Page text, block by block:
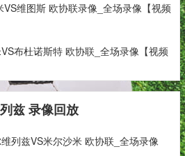
维图斯 欧协联录像_全场录像【视频
布杜诺斯特 欧协联_全场录像【视频
兹 录像回放
列兹VS米尔沙米 欧协联_全场录像